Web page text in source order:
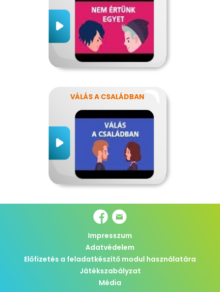
VÁLÁS A CSALÁDBAN
Impresszum
Adatvédelem
Előfizetés a feladatkészítő modul használatára
Játékszabályzat
Média